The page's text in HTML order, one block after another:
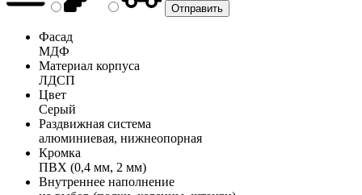
Фасад
МДФ
Материал корпуса
ЛДСП
Цвет
Серый
Раздвижная система
алюминиевая, нижнеопорная
Кромка
ПВХ (0,4 мм, 2 мм)
Внутреннее наполнение